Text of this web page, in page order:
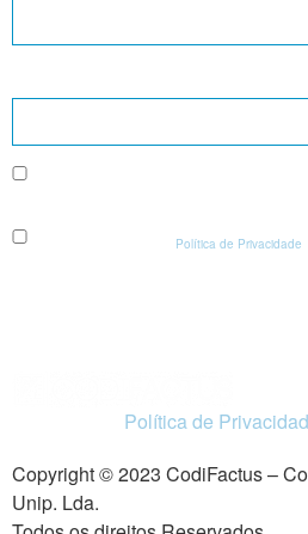
Política de Privacidade
Política de
Copyright © 2023 CodiFactus –
Unip. Lda.